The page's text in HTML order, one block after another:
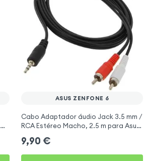
ASUS ZENFONE 6
Cabo Adaptador áudio Jack 3.5 mm /
RCA Estéreo Macho, 2.5 m para Asus
9,90 €